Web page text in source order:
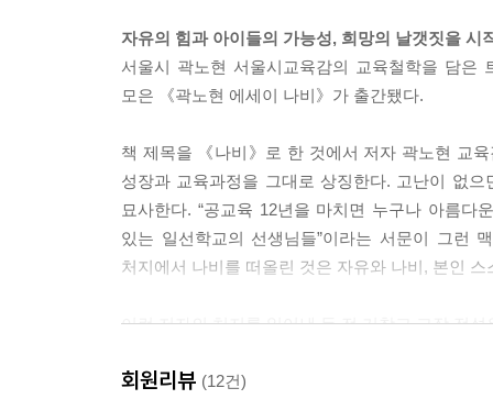
경제민주주의는 헌법의 명령이다. 보수 진영은 헌
시험지가 될 것이다. 보수는 자유민주주의 진보는
할 수 있어도 경제민주주의로 도약하진 못한다.
---본문 중에서
자유의 힘과 아이들의 가능성, 희망의 날갯짓을 시
서울시 곽노현 서울시교육감의 교육철학을 담은
모은 《곽노현 에세이 나비》가 출간됐다.
책 제목을 《나비》로 한 것에서 저자 곽노현 교
성장과 교육과정을 그대로 상징한다. 고난이 없
묘사한다. “공교육 12년을 마치면 누구나 아름다
있는 일선학교의 선생님들”이라는 서문이 그런
처지에서 나비를 떠올린 것은 자유와 나비, 본인
이런 저자의 처지를 읽어낸 듯 전 거창고 교장 전
만드는 광야다. 이 광야에서 분노와 복수의 칼을
회원리뷰 (12건)